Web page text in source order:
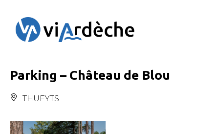
Parking – Château de Blou
THUEYTS